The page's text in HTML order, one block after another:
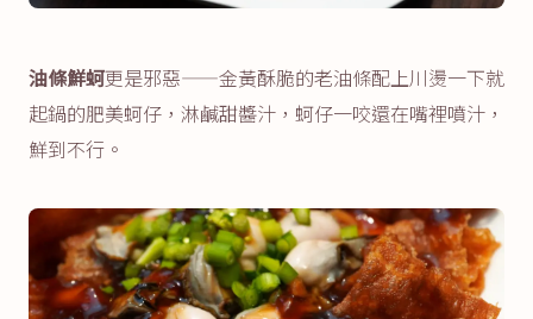
油條鮮蚵更是邪惡——金黃酥脆的老油條配上川燙一下就
起鍋的肥美蚵仔，淋鹹甜醬汁，蚵仔一咬還在嘴裡噴汁，
鮮到不行。